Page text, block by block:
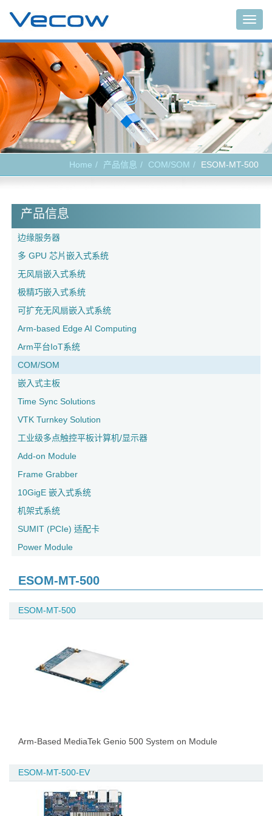
Home 产品信息 COM/SOM ESOM-MT-500
产品信息
边缘服务器
多 GPU 芯片嵌入式系统
无风扇嵌入式系统
极精巧嵌入式系统
可扩充无风扇嵌入式系统
Arm-based Edge AI Computing
Arm平台IoT系统
COM/SOM
嵌入式主板
Time Sync Solutions
VTK Turnkey Solution
工业级多点触控平板计算机/显示器
Add-on Module
Frame Grabber
10GigE 嵌入式系统
机架式系统
SUMIT (PCIe) 适配卡
Power Module
ESOM-MT-500
ESOM-MT-500
Arm-Based MediaTek Genio 500 System on Module
ESOM-MT-500-EV